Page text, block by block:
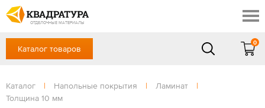
ОТДЕЛОЧНЫЕ МАТЕРИАЛЫ
Скидки
Акции
Готовые решения
Доставка и оплата
Отзывы
+7 (863) 309-13-16
Сб, Вс — выходной
ЗАКАЗАТЬ ЗВОНОК
Каталог товаров
0
Каталог | Напольные покрытия | Ламинат
|
Толщина 10 мм